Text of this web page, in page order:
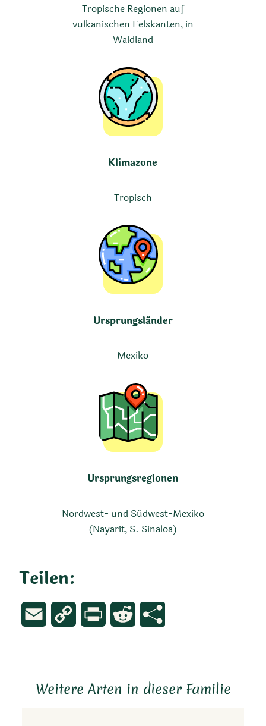
Tropische Regionen auf
vulkanischen Felskanten, in
Waldland
Klimazone
Tropisch
Ursprungsländer
Mexiko
Ursprungsregionen
Nordwest- und Südwest-Mexiko
(Nayarit, S. Sinaloa)
Teilen:
Email
Copy
Print Reddit
Weitere Arten in dieser Familie